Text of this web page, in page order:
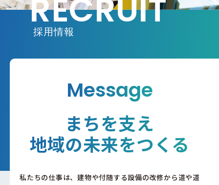
RECRUIT
採用情報
Message
まちを支え
地域の未来をつくる
私たちの仕事は、建物や付随する設備の改修から 道や道